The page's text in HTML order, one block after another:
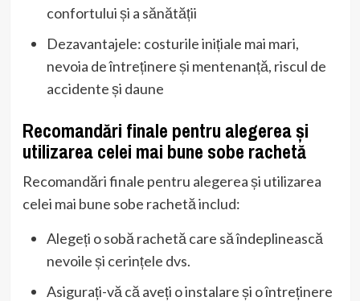
confortului și a sănătății
Dezavantajele: costurile inițiale mai mari,
nevoia de întreținere și mentenanță, riscul de
accidente și daune
Recomandări finale pentru alegerea și
utilizarea celei mai bune sobe rachetă
Recomandări finale pentru alegerea și utilizarea
celei mai bune sobe rachetă includ:
Alegeți o sobă rachetă care să îndeplinească
nevoile și cerințele dvs.
Asigurați-vă că aveți o instalare și o întreținere